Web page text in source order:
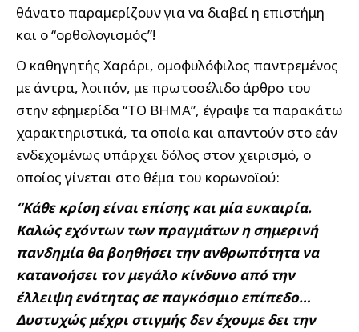
θάνατο παραμερίζουν για να διαβεί η επιστήμη
και ο “ορθολογισμός”!
Ο καθηγητής Χαράρι, ομοφυλόφιλος παντρεμένος
με άντρα, λοιπόν, με πρωτοσέλιδο άρθρο του
στην εφημερίδα “ΤΟ ΒΗΜΑ”, έγραψε τα παρακάτω
χαρακτηριστικά, τα οποία και απαντούν στο εάν
ενδεχομένως υπάρχει δόλος στον χειρισμό, ο
οποίος γίνεται στο θέμα του κορωνοϊού:
“Κάθε κρίση είναι επίσης και μία ευκαιρία.
Καλώς εχόντων των πραγμάτων η σημερινή
πανδημία θα βοηθήσει την ανθρωπότητα να
κατανοήσει τον μεγάλο κίνδυνο από την
έλλειψη ενότητας σε παγκόσμιο επίπεδο…
Δυστυχώς μέχρι στιγμής δεν έχουμε δει την